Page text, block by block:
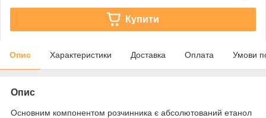
Купити
Опис Характеристики Доставка Оплата Умови
Опис
Основним компонентом розчинника є абсолютований етанол